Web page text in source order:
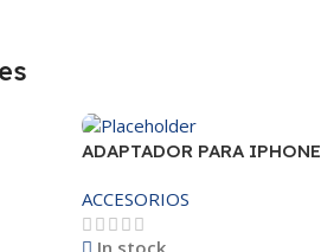
ADAPTADOR PARA IPHONE
ACCESORIOS
In stock